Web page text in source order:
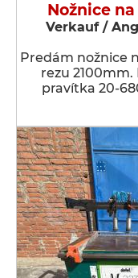
Nožnice
Verkauf /
Predám nožnice
rezu
pravítka 20-